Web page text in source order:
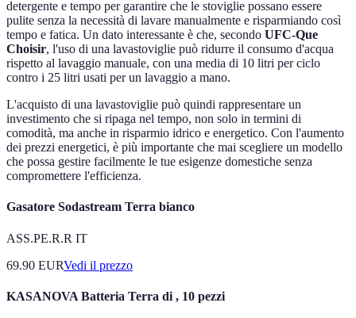
detergente e tempo per garantire che le stoviglie possano essere
pulite senza la necessità di lavare manualmente e risparmiando così
tempo e fatica. Un dato interessante è che, secondo UFC-Que
Choisir, l'uso di una lavastoviglie può ridurre il consumo d'acqua
rispetto al lavaggio manuale, con una media di 10 litri per ciclo
contro i 25 litri usati per un lavaggio a mano.
L'acquisto di una lavastoviglie può quindi rappresentare un
investimento che si ripaga nel tempo, non solo in termini di
comodità, ma anche in risparmio idrico e energetico. Con l'aumento
dei prezzi energetici, è più importante che mai scegliere un modello
che possa gestire facilmente le tue esigenze domestiche senza
compromettere l'efficienza.
Gasatore Sodastream Terra bianco
ASS.PE.R.R IT
69.90 EURVedi il prezzo
KASANOVA Batteria Terra di , 10 pezzi